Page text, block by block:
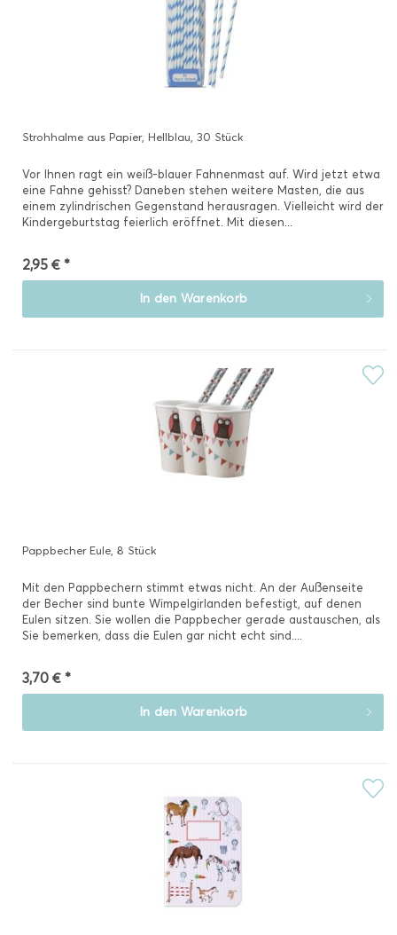
Strohhalme aus Papier, Hellblau, 30 Stück
Vor Ihnen ragt ein weiß-blauer Fahnenmast auf. Wird jetzt etwa
eine Fahne gehisst? Daneben stehen weitere Masten, die aus
einem zylindrischen Gegenstand herausragen. Vielleicht wird der
Kindergeburtstag feierlich eröffnet. Mit diesen...
2,95 € *
In den Warenkorb
Pappbecher Eule, 8 Stück
Mit den Pappbechern stimmt etwas nicht. An der Außenseite
der Becher sind bunte Wimpelgirlanden befestigt, auf denen
Eulen sitzen. Sie wollen die Pappbecher gerade austauschen, als
Sie bemerken, dass die Eulen gar nicht echt sind....
3,70 € *
In den Warenkorb